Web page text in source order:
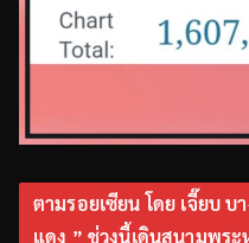
ตามรอยเซียน โดย เจี๊ยบ
แดง ” ช่วงนี้เดินสนามพร